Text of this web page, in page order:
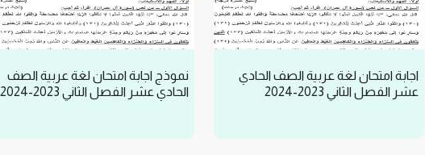
اجابة امتحان لغة عربية الصف الحادي
عشر الفصل الثاني 2023-2024
نموذج اجابة امتحان لغة عربية الصف
الحادي عشر الفصل الثاني 2023-2024